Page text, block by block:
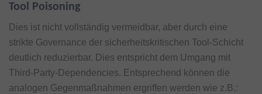
Tool Poisoning
Dies ist nicht vollständig vermeidbar, aber durch eine
strikte Governance der sicherheitskritischen Tool-Schicht
deutlich reduzierbar. Dies entspricht dem Umgang mit
Third-Party-Dependencies. Entsprechend können die
analogen Gegenmaßnahmen ergriffen werden wie z.B.: